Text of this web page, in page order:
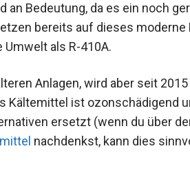
an Bedeutung, da es ein noch
bereits auf dieses moderne
als R-410A.
Anlagen, wird aber seit
Kältemittel ist ozonschädigend
ersetzt (wenn du über
nachdenkst, kann dies